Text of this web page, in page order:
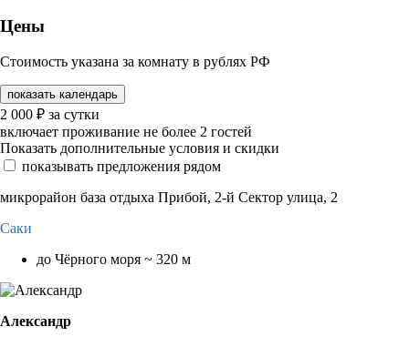
Цены
Стоимость указана за комнату в рублях РФ
показать календарь
2 000 ₽ за сутки
включает проживание не более 2 гостей
Показать дополнительные условия и скидки
показывать предложения рядом
микрорайон база отдыха Прибой, 2-й Сектор улица, 2
Саки
до Чёрного моря ~ 320 м
Александр